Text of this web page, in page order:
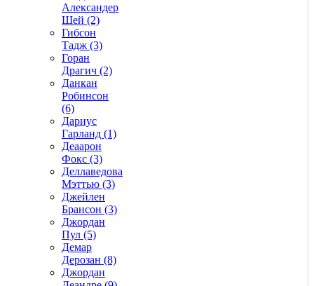
Александер
Шей (2)
Гибсон
Тадж (3)
Горан
Драгич (2)
Данкан
Робинсон
(6)
Дариус
Гарланд (1)
Деаарон
Фокс (3)
Деллаведова
Мэттью (3)
Джейлен
Брансон (3)
Джордан
Пул (5)
Демар
Дерозан (8)
Джордан